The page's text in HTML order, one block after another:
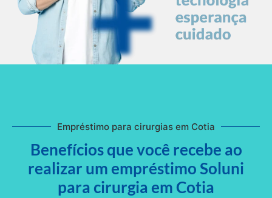
Empréstimo para cirurgias em Cotia
Benefícios que você recebe ao
realizar um empréstimo Soluni
para cirurgia em Cotia